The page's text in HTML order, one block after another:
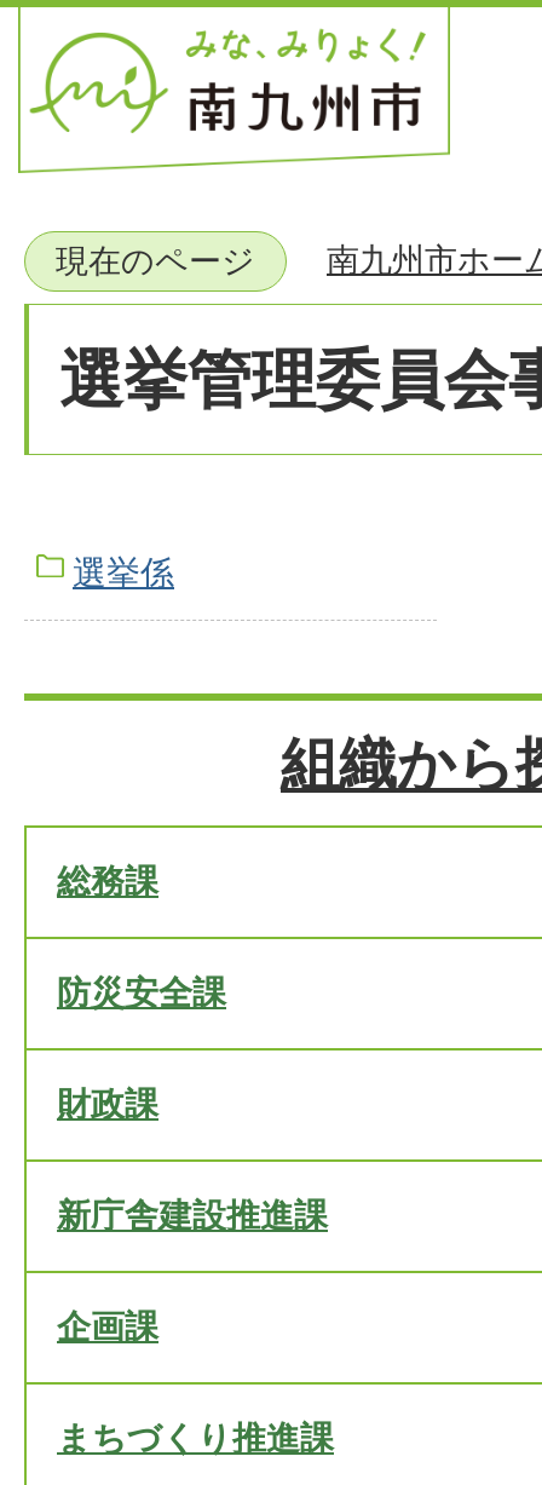
現在のページ 南九州市ホー
選挙管理委員会
選挙係
組織から
総務課
防災安全課
財政課
新庁舎建設推進課
企画課
まちづくり推進課